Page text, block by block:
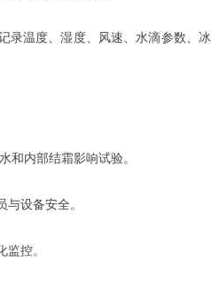
录温度、湿度、风速、水滴参数、冰
和内部结霜影响试验。
设备安全。
控。